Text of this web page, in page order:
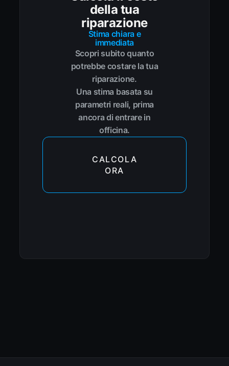
della tua
riparazione
Stima chiara e
immediata
Scopri subito quanto
potrebbe costare la tua
riparazione.
Una stima basata su
parametri reali, prima
ancora di entrare in
officina.
CALCOLA
ORA